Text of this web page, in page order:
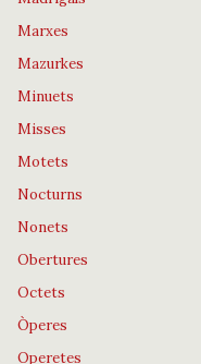
Marxes
Mazurkes
Minuets
Misses
Motets
Nocturns
Nonets
Obertures
Octets
Òperes
Operetes